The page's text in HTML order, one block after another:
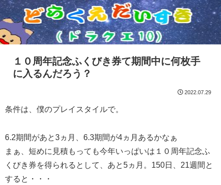
１０周年記念ふくびき券て期間中に何枚手
に入るんだろう？
2022.07.29
条件は、僕のプレイスタイルで。
6.2期間があと3ヵ月、6.3期間が4ヵ月あるかなぁ
まぁ、短めに見積もっても今年いっぱいは１０周年記念ふ
くびき券を得られるとして、あと5ヵ月。150日、21週間と
すると・・・